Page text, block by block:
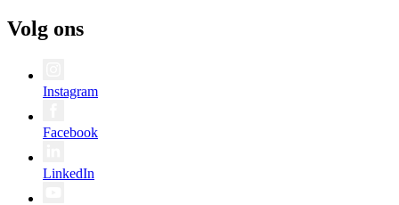
Volg ons
Instagram
Facebook
LinkedIn